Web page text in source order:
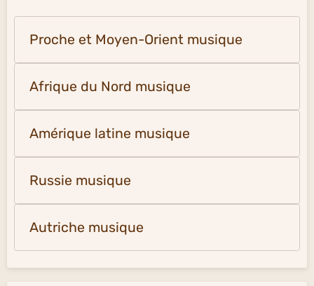
Proche et Moyen-Orient musique
Afrique du Nord musique
Amérique latine musique
Russie musique
Autriche musique